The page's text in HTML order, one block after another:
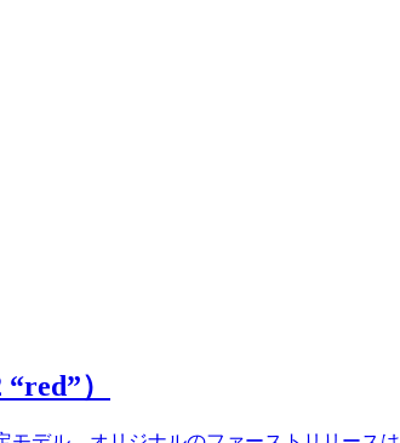
）